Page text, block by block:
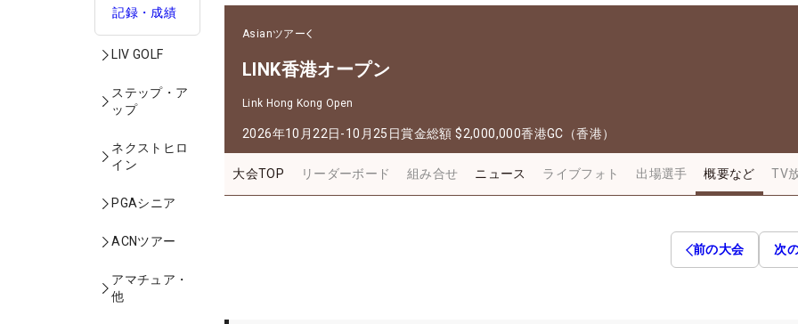
記録・成績
LIV GOLF
ステップ・ア
ップ
ネクストヒロ
イン
PGAシニア
ACNツアー
アマチュア・
他
Asianツアー
LINK香港オープン
Link Hong Kong Open
2026年10月22日-10月25日賞金総額 $2,000,000香港GC（香港）
大会TOP リーダーボード 組み合せ ニュース ライブフォト 出場選手 概要など TV
前の大会 次